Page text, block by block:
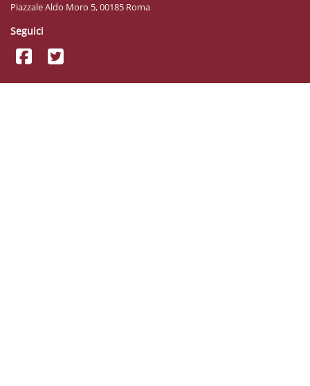
Piazzale Aldo Moro 5, 00185 Roma
Seguici